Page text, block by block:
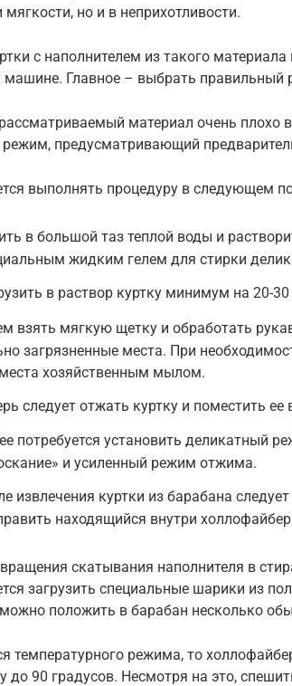
мягкости, но и в неприхотливости.
с наполнителем из такого
машине. Главное – выбрать правильный
материал очень плохо
режим, предусматривающий
выполнять процедуру в следующем
в большой таз теплой воды и
жидким гелем для стирки
в раствор куртку минимум на 20-
взять мягкую щетку и обработать
загрязненные места. При
хозяйственным мылом.
следует отжать куртку и поместить ее
потребуется установить деликатный
и усиленный режим отжима.
извлечения куртки из барабана
находящийся внутри
скатывания наполнителя в
загрузить специальные шарики из
можно положить в барабан несколько
температурного режима, то
до 90 градусов. Несмотря на это,